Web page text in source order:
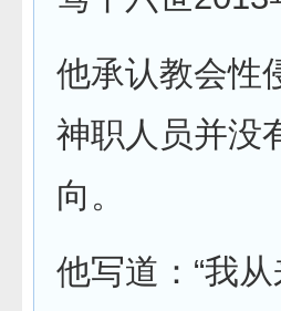
他承认教会性
神职人员并没
向。
他写道：“我